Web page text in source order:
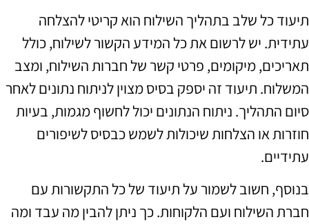
תיעוד כל שלב בתהליך השילוח הוא קריטי להצלחה
עתידית. יש לרשום את כל המידע הקשור לשילוח, כולל
תאריכים, מיקומים, פרטי קשר של חברות השילוח, ומצב
המשלוח. תיעוד זה יספק בסיס מצוין לניתוח נתונים לאחר
סיום התהליך. ניתוח הנתונים יכול לחשוף מגמות, בעיות
חוזרות או הצלחות שיכולות לשמש כבסיס לשיפורים
עתידיים.
בנוסף, חשוב לשמור על תיעוד של כל התקשורות עם
חברת השילוח ועם הלקוחות. כך ניתן להבין מה עבד ומה